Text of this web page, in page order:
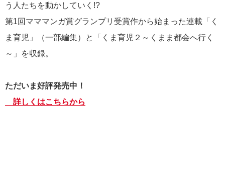
う人たちを動かしていく!?
第1回マママンガ賞グランプリ受賞作から始まった連載「く
ま育児」（一部編集）
と「くま育児２～くまま都会へ行く
～」を収録。
ただいま好評発売中！
詳しくはこちらから